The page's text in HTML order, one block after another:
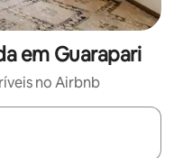
em Guarapari
no Airbnb
explore-os